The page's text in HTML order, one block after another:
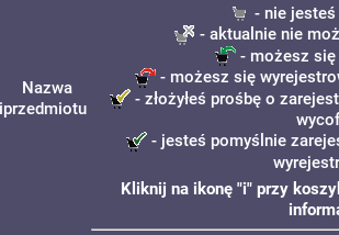
Nazwa
przedmiotu
- nie
- aktualnie nie
- możesz się
- możesz się
- złożyłeś prośbę o
- jesteś pomyślnie
Kliknij na ikonę "i" przy